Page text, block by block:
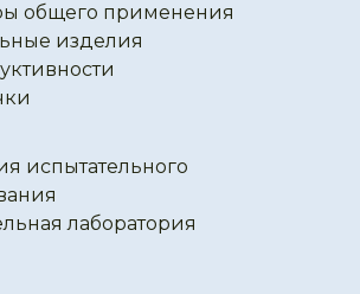
общего применения
изделия
испытательного
лаборатория